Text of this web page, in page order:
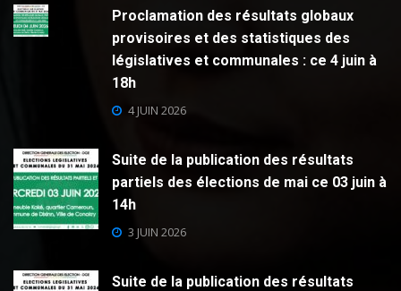
Proclamation des résultats globaux
provisoires et des statistiques des
législatives et communales : ce 4 juin à
18h
4 JUIN 2026
Suite de la publication des résultats
partiels des élections de mai ce 03 juin à
14h
3 JUIN 2026
Suite de la publication des résultats